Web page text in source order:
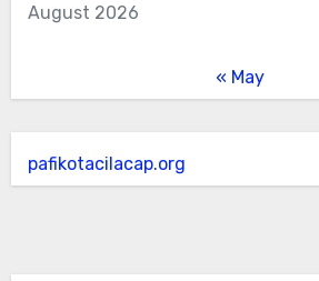
August 2026
« May
pafikotacilacap.org